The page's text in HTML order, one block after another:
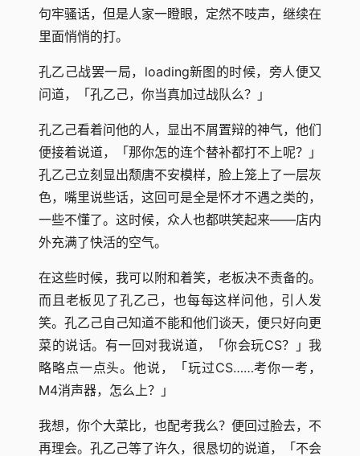
句牢骚话，但是人家一瞪眼，定然不吱声，继续在
里面悄悄的打。
孔乙己战罢一局，loading新图的时候，旁人便又
问道，「孔乙己，你当真加过战队么？」
孔乙己看着问他的人，显出不屑置辩的神气，他们
便接着说道，「那你怎的连个替补都打不上呢？」
孔乙己立刻显出颓唐不安模样，脸上笼上了一层灰
色，嘴里说些话，这回可是全是怀才不遇之类的，
一些不懂了。这时候，众人也都哄笑起来――店内
外充满了快活的空气。
在这些时候，我可以附和着笑，老板决不责备的。
而且老板见了孔乙己，也每每这样问他，引人发
笑。孔乙己自己知道不能和他们谈天，便只好向更
菜的说话。有一回对我说道，「你会玩CS？」我
略略点一点头。他说，「玩过CS……考你一考，
M4消声器，怎么上？」
我想，你个大菜比，也配考我么？便回过脸去，不
再理会。孔乙己等了许久，很恳切的说道，「不会